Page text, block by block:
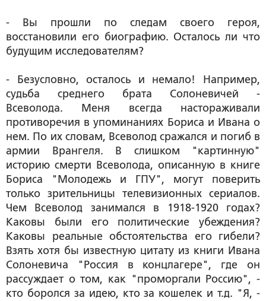
- Вы прошли по следам своего героя,
восстановили его биографию. Осталось ли что
будущим исследователям?
- Безусловно, осталось и немало! Например,
судьба среднего брата Солоневичей -
Всеволода. Меня всегда настораживали
противоречия в упоминаниях Бориса и Ивана о
нем. По их словам, Всеволод сражался и погиб в
армии Врангеля. В слишком "картинную"
историю смерти Всеволода, описанную в книге
Бориса "Молодежь и ГПУ", могут поверить
только зрительницы телевизионных сериалов.
Чем Всеволод занимался в 1918-1920 годах?
Каковы были его политические убеждения?
Каковы реальные обстоятельства его гибели?
Взять хотя бы известную цитату из книги Ивана
Солоневича "Россия в концлагере", где он
рассуждает о том, как "проморгали Россию", -
кто боролся за идею, кто за кошелек и т.д. "Я, -